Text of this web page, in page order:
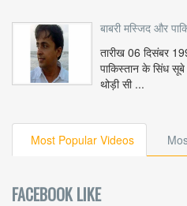
बाबरी मस्जिद और
तारीख 06 दिसंबर
पाकिस्तान के सिंध
थोड़ी सी ...
Most Popular Videos
FACEBOOK LIKE